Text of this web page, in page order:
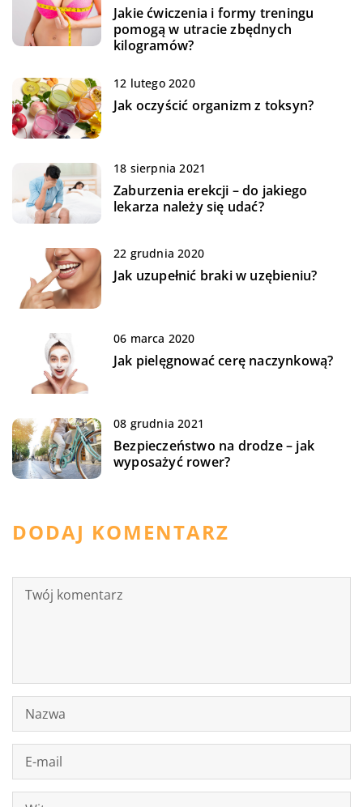
Jakie ćwiczenia i formy treningu
pomogą w utracie zbędnych
kilogramów?
12 lutego 2020
Jak oczyścić organizm z toksyn?
18 sierpnia 2021
Zaburzenia erekcji – do jakiego
lekarza należy się udać?
22 grudnia 2020
Jak uzupełnić braki w uzębieniu?
06 marca 2020
Jak pielęgnować cerę naczynkową?
08 grudnia 2021
Bezpieczeństwo na drodze – jak
wyposażyć rower?
DODAJ KOMENTARZ